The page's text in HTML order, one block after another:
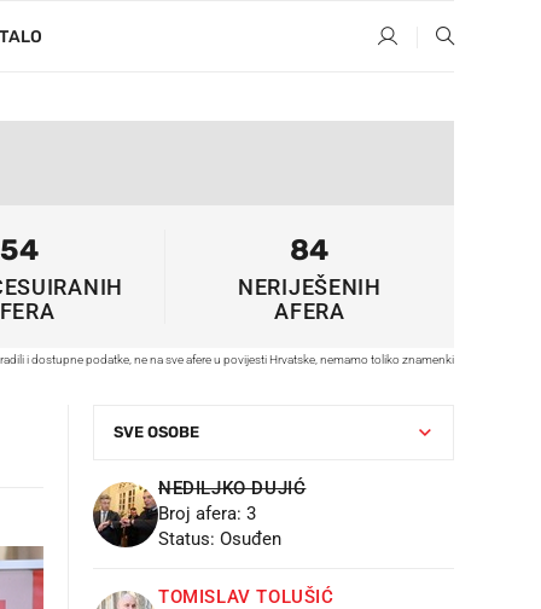
54 84
NERIJEŠENIH
AFERA
i dostupne podatke, ne na sve afere u povijesti Hrvatske, nemamo toliko znamenki
NEDILJKO DUJIĆ
Broj afera: 3
Status: Osuđen
TOMISLAV TOLUŠIĆ